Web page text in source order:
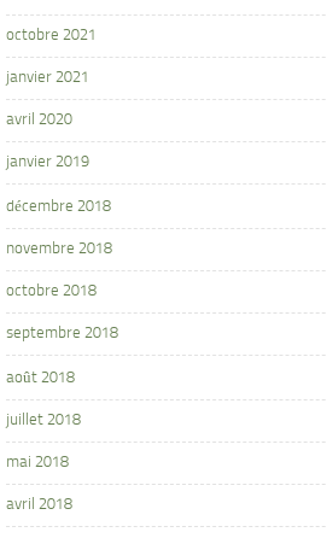
octobre 2021
janvier 2021
avril 2020
janvier 2019
décembre 2018
novembre 2018
octobre 2018
septembre 2018
août 2018
juillet 2018
mai 2018
avril 2018